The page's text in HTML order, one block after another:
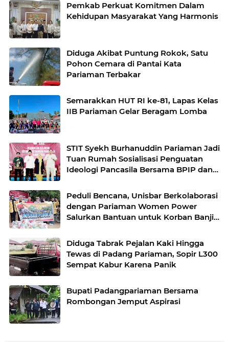
Pemkab Perkuat Komitmen Dalam
Kehidupan Masyarakat Yang Harmonis
Diduga Akibat Puntung Rokok, Satu
Pohon Cemara di Pantai Kata
Pariaman Terbakar
Semarakkan HUT RI ke-81, Lapas Kelas
IIB Pariaman Gelar Beragam Lomba
STIT Syekh Burhanuddin Pariaman Jadi
Tuan Rumah Sosialisasi Penguatan
Ideologi Pancasila Bersama BPIP dan
Peduli Bencana, Unisbar Berkolaborasi
dengan Pariaman Women Power
Salurkan Bantuan untuk Korban Banjir
Diduga Tabrak Pejalan Kaki Hingga
Tewas di Padang Pariaman, Sopir L300
Sempat Kabur Karena Panik
Bupati Padangpariaman Bersama
Rombongan Jemput Aspirasi